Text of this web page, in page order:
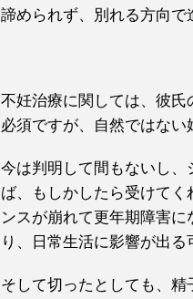
諦められず、別れる方向で
不妊治療に関しては、彼
必須ですが、自然ではない
今は判明して間もないし
ば、もしかしたら受けて
ンスが崩れて更年期障害に
り、日常生活に影響が出る
そして切ったとしても、